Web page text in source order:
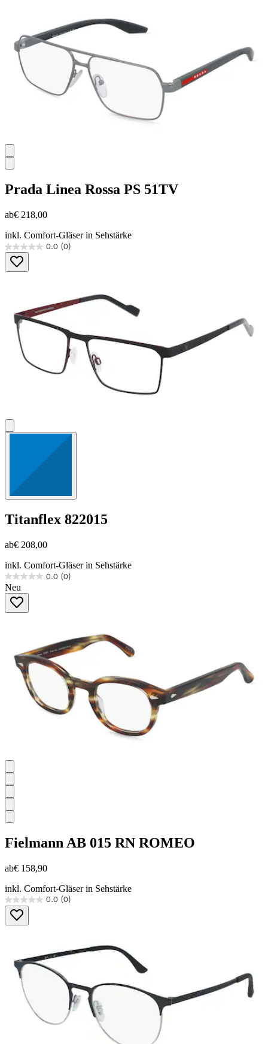
Prada Linea Rossa PS 51TV
ab€ 218,00
inkl. Comfort-Gläser in Sehstärke
0.0 (0)
0.0
von
5
Titanflex 822015
ab€ 208,00
inkl. Comfort-Gläser in Sehstärke
0.0 (0)
0.0
von
Sternen.
Neu
Fielmann AB 015 RN ROMEO
ab€ 158,90
inkl. Comfort-Gläser in Sehstärke
0.0 (0)
0.0
von
5